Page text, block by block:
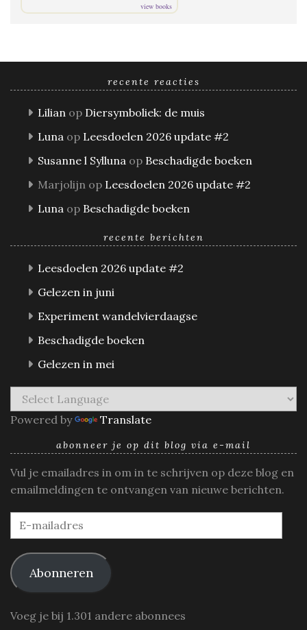
view books
recente reacties
Lilian op Diersymboliek: de muis
Luna op Leesdoelen 2026 update #2
Susanne l Sylluna op Beschadigde boeken
Marjolijn op Leesdoelen 2026 update #2
Luna op Beschadigde boeken
recente berichten
Leesdoelen 2026 update #2
Gelezen in juni
Experiment wandelvierdaagse
Beschadigde boeken
Gelezen in mei
Powered by Translate
abonneer je op dit blog via e-mail
Vul je emailadres in om in te schrijven op deze blog en
emailmeldingen te ontvangen van nieuwe berichten.
E-
mailadres
Abonneren
Voeg je bij 1.301 andere abonnees